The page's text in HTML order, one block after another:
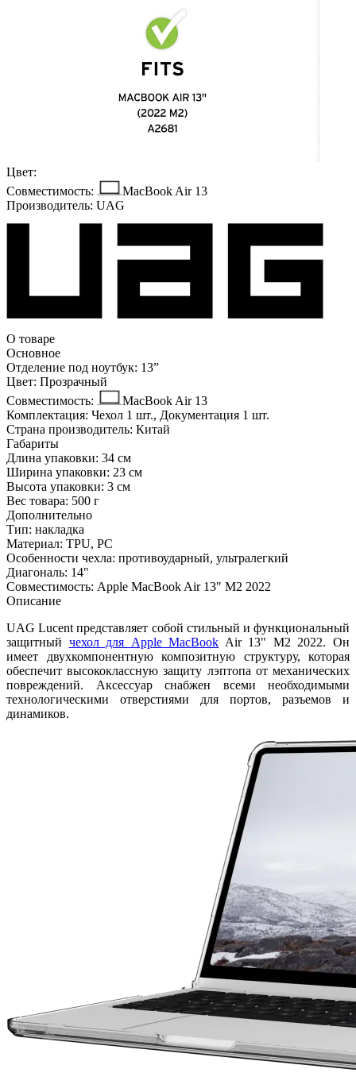
Цвет:
Совместимость:
MacBook Air 13
Производитель: UAG
О товаре
Основное
Отделение под ноутбук: 13ˮ
Цвет: Прозрачный
Совместимость:
MacBook Air 13
Комплектация: Чехол 1 шт., Документация 1 шт.
Страна производитель: Китай
Габариты
Длина упаковки: 34 см
Ширина упаковки: 23 см
Высота упаковки: 3 см
Вес товара: 500 г
Дополнительно
Тип: накладка
Материал: TPU, PC
Особенности чехла: противоударный, ультралегкий
Диагональ: 14"
Совместимость: Apple MacBook Air 13" M2 2022
Описание
UAG Lucent представляет собой стильный и функциональный
защитный чехол для Apple MacBook Air 13" M2 2022. Он
имеет двухкомпонентную композитную структуру, которая
обеспечит высококлассную защиту лэптопа от механических
повреждений. Аксессуар снабжен всеми необходимыми
технологическими отверстиями для портов, разъемов и
динамиков.